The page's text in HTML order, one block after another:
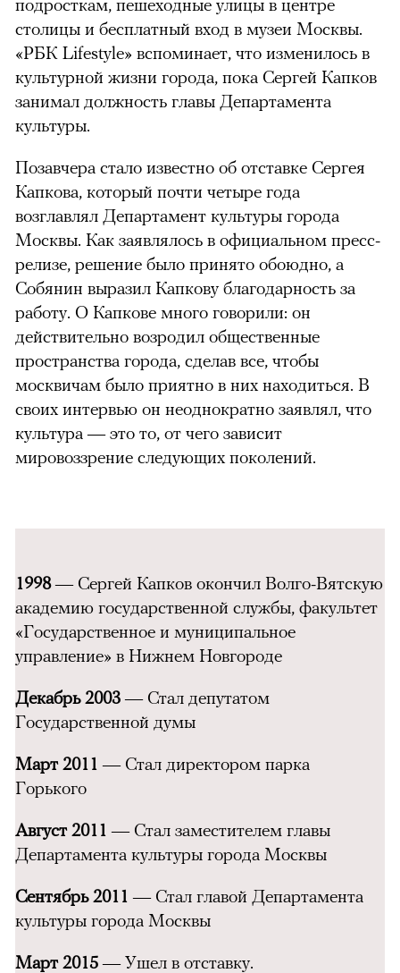
столицы и бесплатный вход в музеи Москвы.
«РБК Lifestyle» вспоминает, что изменилось в
культурной жизни города, пока Сергей Капков
занимал должность главы Департамента
культуры.
Позавчера стало известно об отставке Сергея
Капкова, который почти четыре года
возглавлял Департамент культуры города
Москвы. Как заявлялось в официальном пресс-
релизе, решение было принято обоюдно, а
Собянин выразил Капкову благодарность за
работу. О Капкове много говорили: он
действительно возродил общественные
пространства города, сделав все, чтобы
москвичам было приятно в них находиться. В
своих интервью он неоднократно заявлял, что
культура — это то, от чего зависит
мировоззрение следующих поколений.
1998— Сергей Капков окончил Волго-Вятскую
академию государственной службы, факультет
«Государственное и муниципальное
управление» в Нижнем Новгороде
Декабрь 2003— Стал депутатом
Государственной думы
Март 2011 — Стал директором парка
Горького
Август 2011 — Стал заместителем главы
Департамента культуры города Москвы
Сентябрь 2011 — Стал главой Департамента
культуры города Москвы
Март 2015— Ушел в отставку.